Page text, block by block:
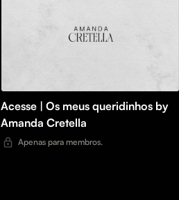
Acesse | Os meus queridinhos by
Amanda Cretella
Apenas para membros.